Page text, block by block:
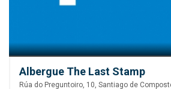
Albergue The Last Stamp
Rúa do Preguntoiro, 10, Santiago de